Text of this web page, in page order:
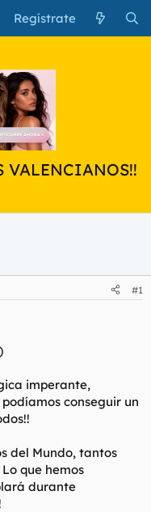
Regístrate
VALENCIANOS!!
#1
imperante,
conseguir un
del Mundo, tantos
que hemos
durante